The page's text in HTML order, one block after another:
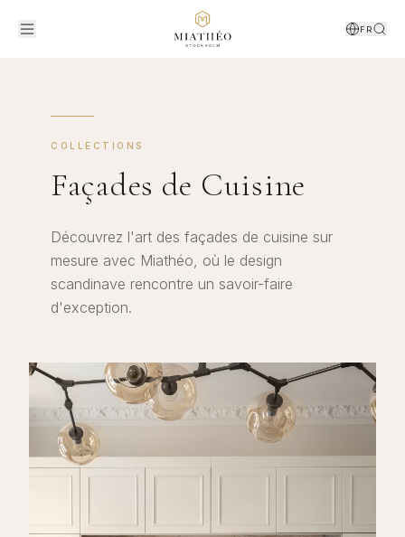
FR
COLLECTIONS
Façades de Cuisine
Découvrez l'art des façades de cuisine sur
mesure avec Miathéo, où le design
scandinave rencontre un savoir-faire
d'exception.
Projets